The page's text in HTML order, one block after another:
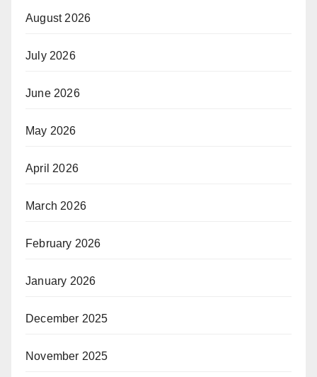
August 2026
July 2026
June 2026
May 2026
April 2026
March 2026
February 2026
January 2026
December 2025
November 2025